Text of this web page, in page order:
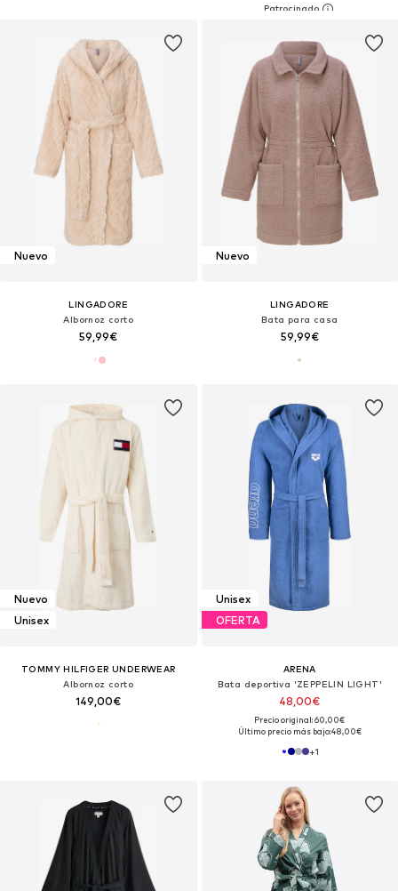
Nuevo
LINGADORE
Albornoz corto
59,99€
Nuevo
LINGADORE
Bata para casa
59,99€
Nuevo
Unisex
TOMMY HILFIGER UNDERWEAR
Albornoz corto
149,00€
Unisex
OFERTA
ARENA
Bata deportiva 'ZEPPELIN LIGHT'
48,00€
Precio original: 60,00€
Último precio más bajo:48,00€
+1